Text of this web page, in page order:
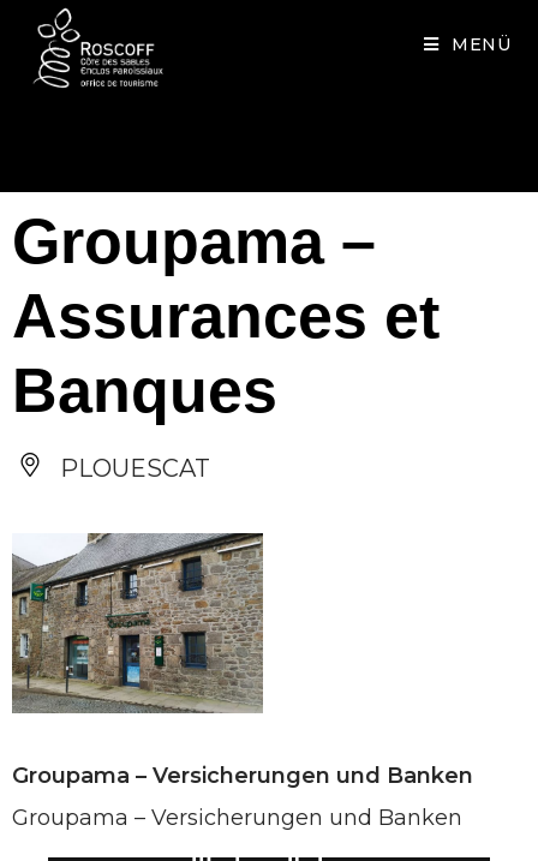
MENÜ
Groupama –
Assurances et
Banques
PLOUESCAT
Groupama – Versicherungen und Banken
Groupama – Versicherungen und Banken
Cookies management panel